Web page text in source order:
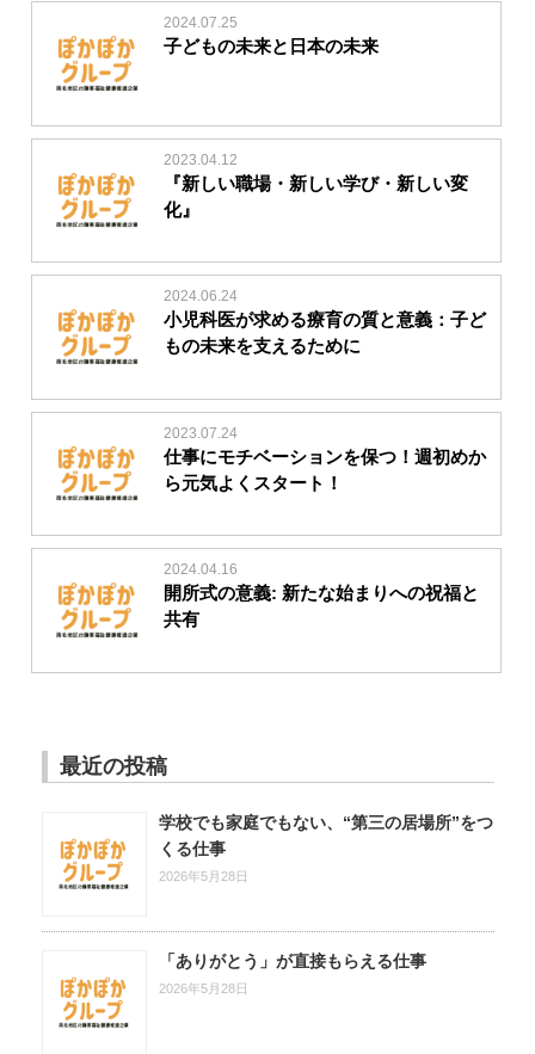
2024.07.25
子どもの未来と日本の未来
2023.04.12
『新しい職場・新しい学び・新しい変
化』
2024.06.24
小児科医が求める療育の質と意義：子ど
もの未来を支えるために
2023.07.24
仕事にモチベーションを保つ！週初めか
ら元気よくスタート！
2024.04.16
開所式の意義: 新たな始まりへの祝福と
共有
最近の投稿
学校でも家庭でもない、“第三の居場所”をつ
くる仕事
2026年5月28日
「ありがとう」が直接もらえる仕事
2026年5月28日